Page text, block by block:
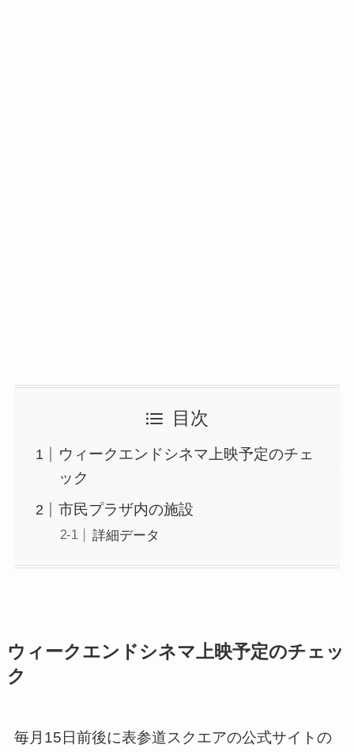
目次
ウィークエンドシネマ上映予定のチェ
ック
市民プラザ内の施設
詳細データ
ウィークエンドシネマ上映予定のチェッ
ク
毎月15日前後に表参道スクエアの公式サイトの